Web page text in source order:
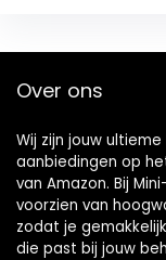
Over ons
Wij zijn jouw
aanbiedingen op
van Amazon. Bij
voorzien van
zodat je
die past bij jouw